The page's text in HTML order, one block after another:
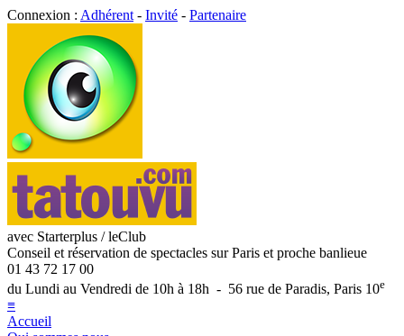
Connexion : Adhérent - Invité - Partenaire
avec Starterplus / leClub
Conseil et réservation de spectacles sur Paris et proche banlieue
01 43 72 17 00
du Lundi au Vendredi de 10h à 18h - 56 rue de Paradis, Paris 10e
≡
Accueil